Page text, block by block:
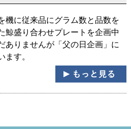
機に従来品にグラム数と品数を
鯨盛り合わせプレートを企画中
ありませんが「父の日企画」に
ます。